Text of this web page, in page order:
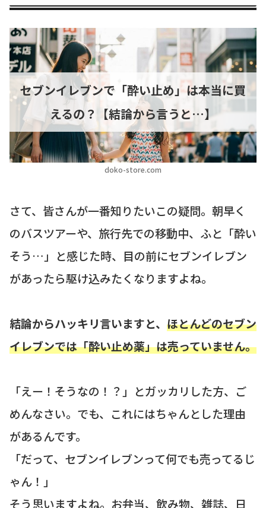
doko-store.com
セブンイレブンで「酔い止め」は本当に買
えるの？【結論から言うと…】
さて、皆さんが一番知りたいこの疑問。朝早く
のバスツアーや、旅行先での移動中、ふと「酔い
そう…」と感じた時、目の前にセブンイレブン
があったら駆け込みたくなりますよね。
結論からハッキリ言いますと、 ほとんどのセブン
イレブンでは「酔い止め薬」は売っていません。
「えー！そうなの！？」とガッカリした方、ご
めんなさい。でも、これにはちゃんとした理由
があるんです。
「だって、セブンイレブンって何でも売ってるじ
ゃん！」
そう思いますよね。お弁当、飲み物、雑誌、日